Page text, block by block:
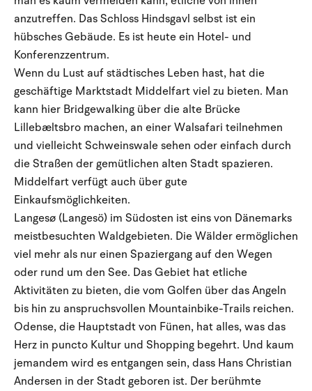
anzutreffen. Das Schloss Hindsgavl selbst ist ein
hübsches Gebäude. Es ist heute ein Hotel- und
Konferenzzentrum.
Wenn du Lust auf städtisches Leben hast, hat die
geschäftige Marktstadt Middelfart viel zu bieten. Man
kann hier Bridgewalking über die alte Brücke
Lillebæltsbro machen, an einer Walsafari teilnehmen
und vielleicht Schweinswale sehen oder einfach durch
die Straßen der gemütlichen alten Stadt spazieren.
Middelfart verfügt auch über gute
Einkaufsmöglichkeiten.
Langesø (Langesö) im Südosten ist eins von Dänemarks
meistbesuchten Waldgebieten. Die Wälder ermöglichen
viel mehr als nur einen Spaziergang auf den Wegen
oder rund um den See. Das Gebiet hat etliche
Aktivitäten zu bieten, die vom Golfen über das Angeln
bis hin zu anspruchsvollen Mountainbike-Trails reichen.
Odense, die Hauptstadt von Fünen, hat alles, was das
Herz in puncto Kultur und Shopping begehrt. Und kaum
jemandem wird es entgangen sein, dass Hans Christian
Andersen in der Stadt geboren ist. Der berühmte